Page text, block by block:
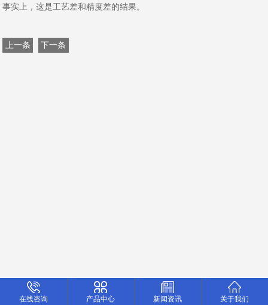
事实上，这是工艺差和精度差的结果。
上一条 下一条
在线咨询 产品中心 新闻资讯 关于我们